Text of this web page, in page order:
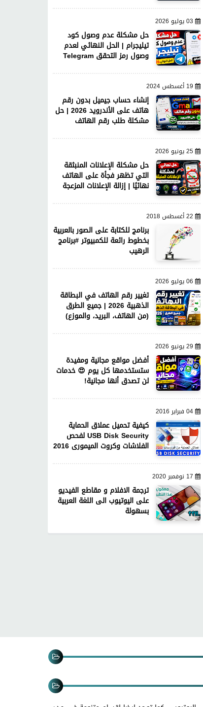
03 يوليو 2026
حل مشكلة عدم وصول كود
تيليجرام | الحل النهائي لعدم
وصول رمز التحقق Telegram
19 أغسطس 2024
إنشاء حساب جيميل بدون رقم
هاتف على الأندرويد 2026 | حل
مشكلة طلب رقم الهاتف
25 يونيو 2026
حل مشكلة الإعلانات المنبثقة
التي تظهر فجأة على الهاتف
نهائيًا | إزالة الإعلانات المزعجة
22 أغسطس 2018
برنامج للكتابة على الصور بالعربية
بخطوط رائعة للكمبيوتر #برنامج
الرهيب
06 يوليو 2026
تغيير رقم الهاتف في البطاقة
الذهبية 2026 | جميع الطرق
(من الهاتف، البريد، والموزع)
29 يونيو 2026
أفضل مواقع مجانية ومفيدة
ستستخدمها كل يوم 😍 خدمات
لن تصدق أنها مجانية!
04 فبراير 2016
كيفية تحميل عملاق الحماية
USB Disk Security لفحص
الفلاشات وكروت الميمورى 2016
17 نوفمبر 2020
ترجمة الافلام و مقاطع الفيديو
على اليوتيوب الى اللغة العربية
بسهولة